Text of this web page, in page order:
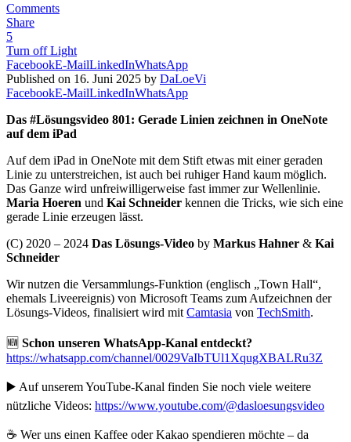
Comments
Share
5
Turn off Light
FacebookE-MailLinkedInWhatsApp
Published on 16. Juni 2025 by DaLoeVi
FacebookE-MailLinkedInWhatsApp
Das #Lösungsvideo 801: Gerade Linien zeichnen in OneNote
auf dem iPad
Auf dem iPad in OneNote mit dem Stift etwas mit einer geraden
Linie zu unterstreichen, ist auch bei ruhiger Hand kaum möglich.
Das Ganze wird unfreiwilligerweise fast immer zur Wellenlinie.
Maria Hoeren und Kai Schneider kennen die Tricks, wie sich eine
gerade Linie erzeugen lässt.
(C) 2020 – 2024 Das Lösungs-Video by Markus Hahner & Kai
Schneider
Wir nutzen die Versammlungs-Funktion (englisch „Town Hall“,
ehemals Liveereignis) von Microsoft Teams zum Aufzeichnen der
Lösungs-Videos, finalisiert wird mit Camtasia von TechSmith.
🆕 Schon unseren WhatsApp-Kanal entdeckt?
https://whatsapp.com/channel/0029VaIbTUl1XqugXBALRu3Z
▶️ Auf unserem YouTube-Kanal finden Sie noch viele weitere
nützliche Videos: https://www.youtube.com/@dasloesungsvideo
☕ Wer uns einen Kaffee oder Kakao spendieren möchte – da